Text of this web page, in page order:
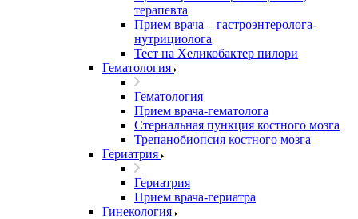
терапевта
Прием врача – гастроэнтеролога-
нутрициолога
Тест на Хеликобактер пилори
Гематология
Гематология
Прием врача-гематолога
Стернальная пункция костного мозга
Трепанобиопсия костного мозга
Гериатрия
Гериатрия
Прием врача-гериатра
Гинекология